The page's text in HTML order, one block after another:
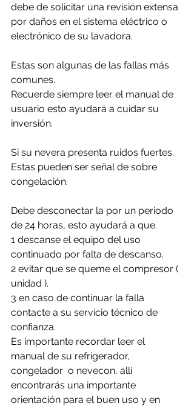
debe de solicitar una revisión extensa
por daños en el sistema eléctrico o
electrónico de su lavadora.
Estas son algunas de las fallas más
comunes.
Recuerde siempre leer el manual de
usuario esto ayudará a cuidar su
inversión.
Si su nevera presenta ruidos fuertes.
Estas pueden ser señal de sobre
congelación.
Debe desconectar la por un periodo
de 24 horas, esto ayudará a que.
1 descanse el equipo del uso
continuado por falta de descanso.
2 evitar que se queme el compresor (
unidad ).
3 en caso de continuar la falla
contacte a su servicio técnico de
confianza.
Es importante recordar leer el
manual de su refrigerador,
congelador  o nevecon, allí
encontrarás una importante
orientación para el buen uso y en